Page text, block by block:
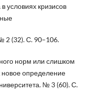
условиях кризисов
2 (32). С. 90–106.
норм или слишком
определение
№ 3 (60). С.